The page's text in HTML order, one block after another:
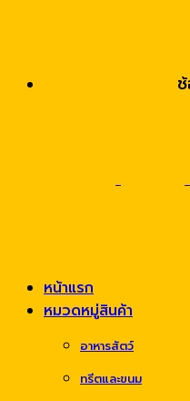
หน้าแรก
หมวดหมู่สินค้า
อาหารสัตว์
ทรีตและขนม